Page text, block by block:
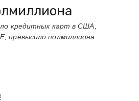
кредитных карт в США,
превысило полмиллиона